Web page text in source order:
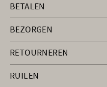
BETALEN
BEZORGEN
RETOURNEREN
RUILEN